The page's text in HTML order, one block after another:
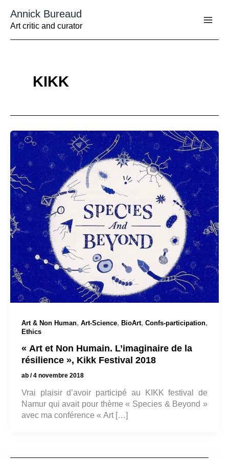
contenu
Annick Bureaud
Art critic and curator
KIKK
Art & Non Human, Art-Science, BioArt, Confs-participation,
Ethics
« Art et Non Humain. L’imaginaire de la
résilience », Kikk Festival 2018
ab /4 novembre 2018
Vrai plaisir d’avoir participé au KIKK festival de
Namur qui avait pour thème « Species & Beyond »
avec ma conférence « Art […]